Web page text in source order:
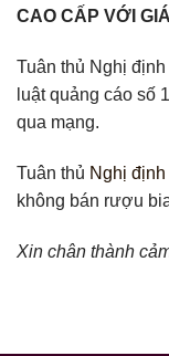
CAO CẤP VỚI
Tuân thủ Nghị
luật quảng cáo số
qua mạng.
Tuân thủ Nghị
không bán rượu
Xin chân thành